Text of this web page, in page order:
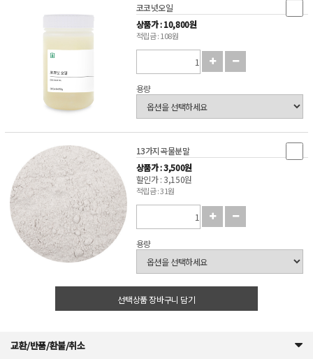
코코넛오일
상품가 : 10,800원
적립금 : 108원
용량
13가지곡물분말
상품가 : 3,500원
할인가 : 3,150원
적립금 : 31원
용량
선택상품 장바구니 담기
교환/반품/환불/취소